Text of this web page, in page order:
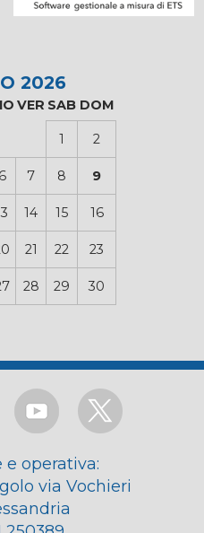
2026
VER SAB DOM
1 2
6 7 8 9
14 15 16
21 22 23
28 29 30
e operativa:
via Vochieri